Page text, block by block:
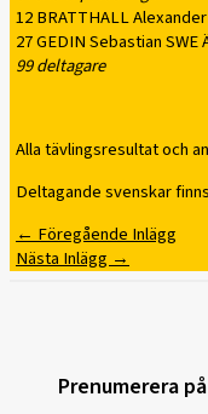
12 BRATTHALL
27 GEDIN Sebastian SWE
99 deltagare
Alla tävlingsresultat och
Deltagande svenskar
← Föregående Inlägg
Nästa Inlägg →
Prenumerera